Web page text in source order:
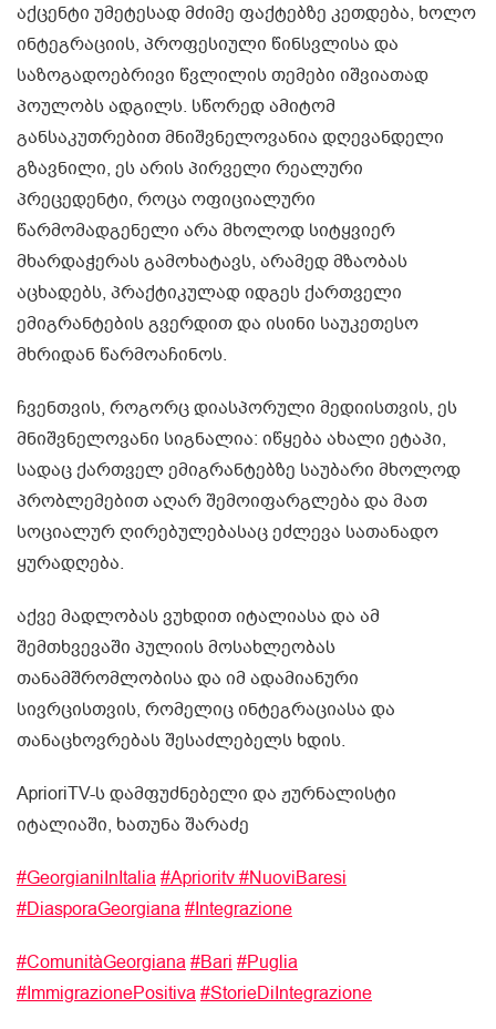
აქცენტი უმეტესად მძიმე ფაქტებზე კეთდება, ხოლო
ინტეგრაციის, პროფესიული წინსვლისა და
საზოგადოებრივი წვლილის თემები იშვიათად
პოულობს ადგილს. სწორედ ამიტომ
განსაკუთრებით მნიშვნელოვანია დღევანდელი
გზავნილი, ეს არის პირველი რეალური
პრეცედენტი, როცა ოფიციალური
წარმომადგენელი არა მხოლოდ სიტყვიერ
მხარდაჭერას გამოხატავს, არამედ მზაობას
აცხადებს, პრაქტიკულად იდგეს ქართველი
ემიგრანტების გვერდით და ისინი საუკეთესო
მხრიდან წარმოაჩინოს.
ჩვენთვის, როგორც დიასპორული მედიისთვის, ეს
მნიშვნელოვანი სიგნალია: იწყება ახალი ეტაპი,
სადაც ქართველ ემიგრანტებზე საუბარი მხოლოდ
პრობლემებით აღარ შემოიფარგლება და მათ
სოციალურ ღირებულებასაც ეძლევა სათანადო
ყურადღება.
აქვე მადლობას ვუხდით იტალიასა და ამ
შემთხვევაში პულიის მოსახლეობას
თანამშრომლობისა და იმ ადამიანური
სივრცისთვის, რომელიც ინტეგრაციასა და
თანაცხოვრებას შესაძლებელს ხდის.
AprioriTV-ს დამფუძნებელი და ჟურნალისტი
იტალიაში, ხათუნა შარაძე
#GeorgianiInItalia #Aprioritv#NuoviBaresi
#DiasporaGeorgiana #Integrazione
#ComunitàGeorgiana #Bari #Puglia
#ImmigrazionePositiva #StorieDiIntegrazione